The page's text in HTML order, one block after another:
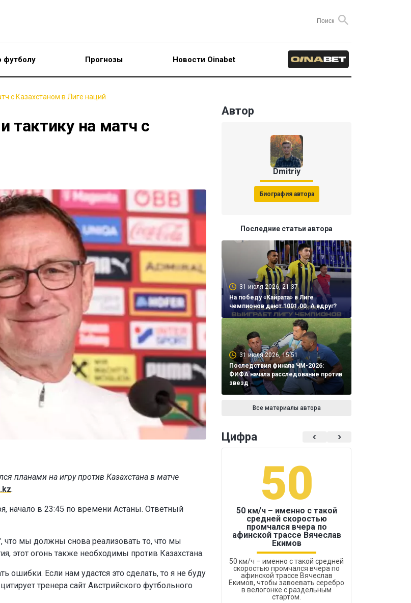
футболу Прогнозы Новости Oinabet
с Казахстаном в Лиге наций
тактику на матч с
планами на игру против Казахстана в матче
.
начало в 23:45 по времени Астаны. Ответный
что мы должны снова реализовать то, что мы
этот огонь также необходимы против Казахстана.
ошибки. Если нам удастся это сделать, то я не буду
тренера сайт Австрийского футбольного
Автор
Dmitriy
Биография автора
Последние статьи автора
31 июля 2026, 21:37
На победу «Кайрата» в Лиге
чемпионов дают 1001.00. А вдруг?
31 июля 2026, 15:51
Последствия финала ЧМ-2026:
ФИФА начала расследование против
звезд
Все материалы автора
Цифра
50
50 км/ч – именно с такой
средней скоростью
промчался вчера по
афинской трассе Вячеслав
Екимов
50 км/ч – именно с такой средней
скоростью промчался вчера по
афинской трассе Вячеслав
Екимов, чтобы завоевать серебро
в велогонке с раздельным
стартом.